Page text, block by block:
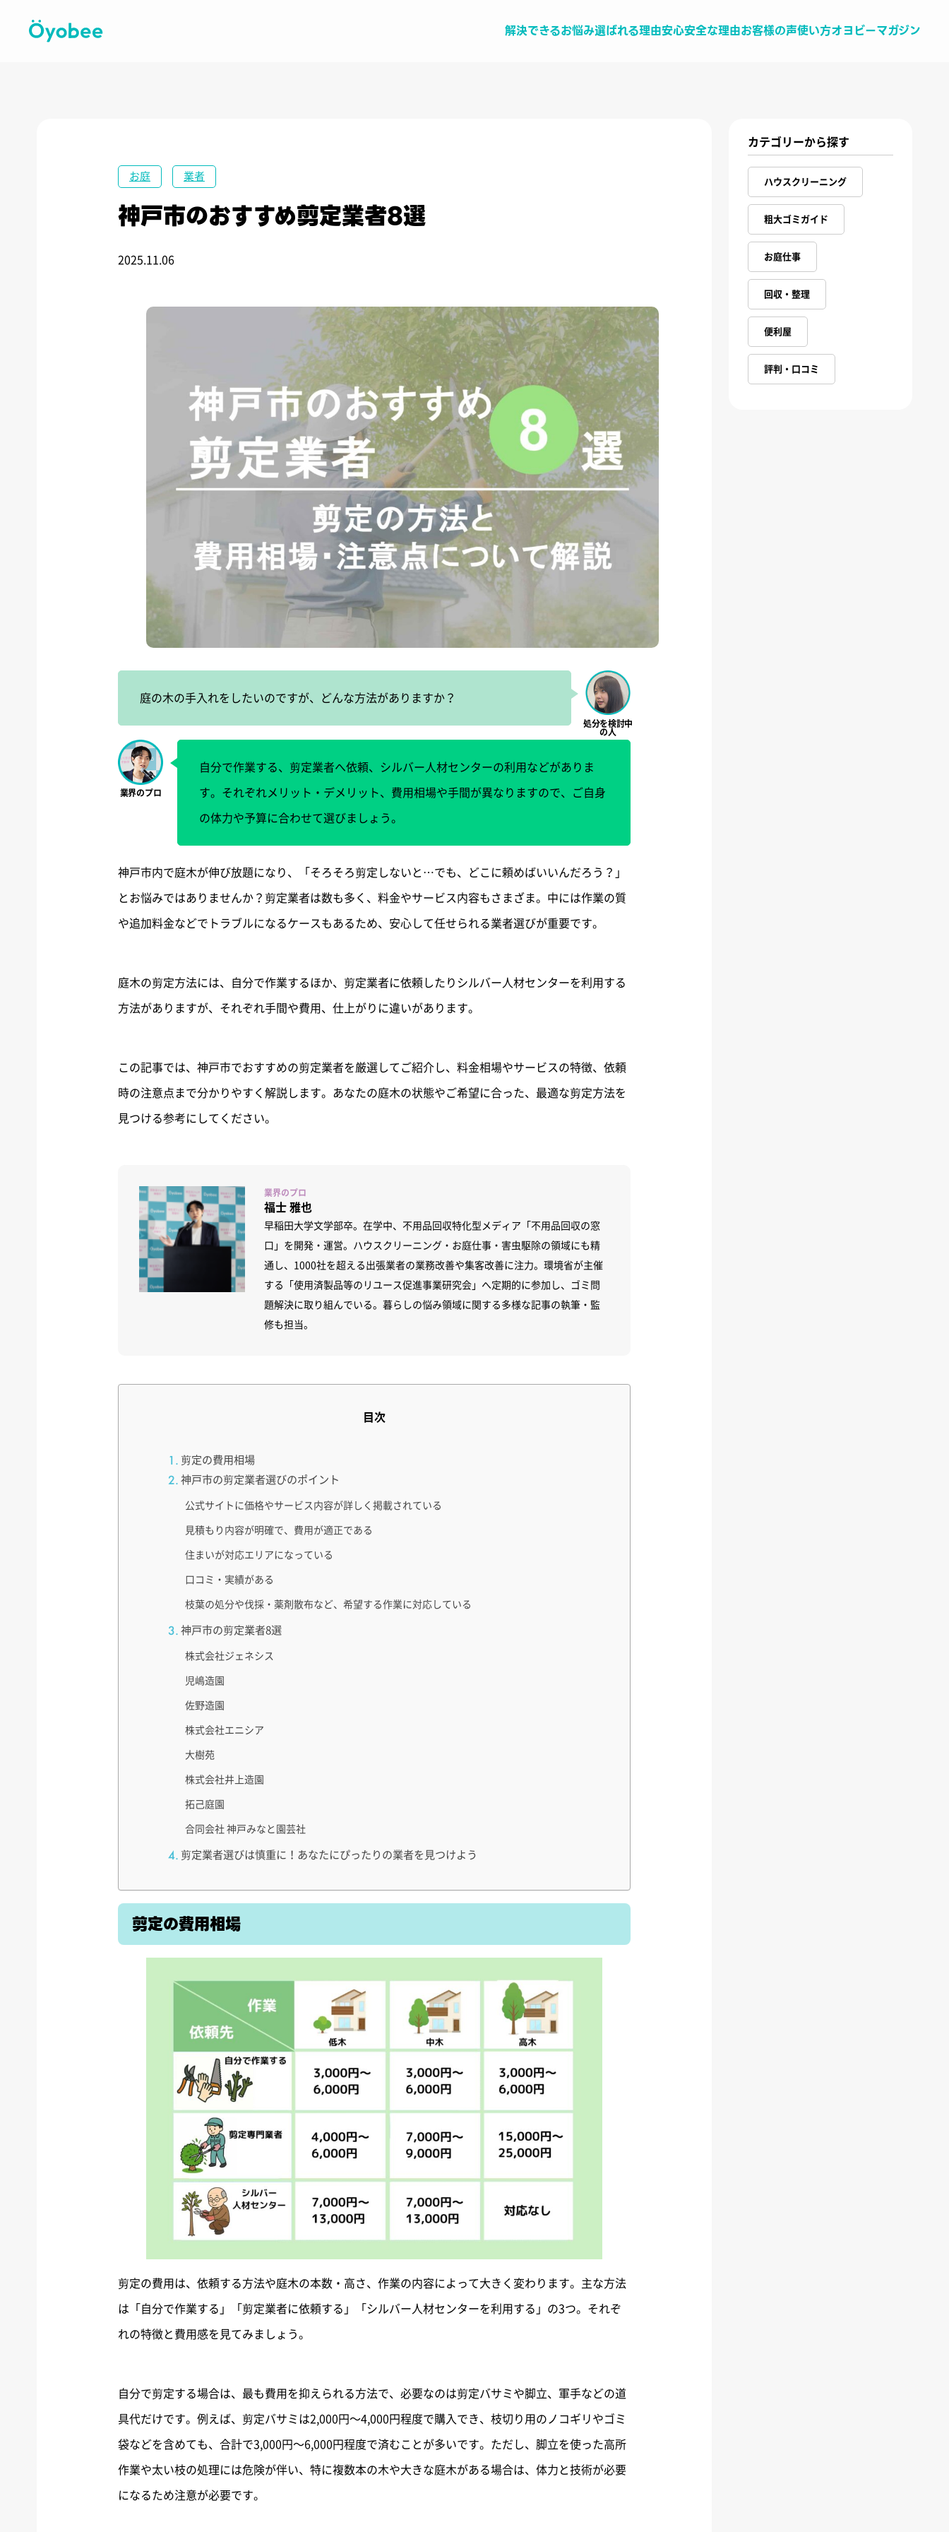
解決できるお悩み選ばれる理由安心安全な理由お客様の声使い方オヨビーマガジン
お庭 業者
神戸市のおすすめ剪定業者8選
2025.11.06
庭の木の手入れをしたいのですが、どんな方法がありますか？
自分で作業する、剪定業者へ依頼、シルバー人材センターの利用などがありま
す。それぞれメリット・デメリット、費用相場や手間が異なりますので、ご自身
の体力や予算に合わせて選びましょう。
神戸市内で庭木が伸び放題になり、「そろそろ剪定しないと…でも、どこに頼めばいいんだろう？」
とお悩みではありませんか？剪定業者は数も多く、料金やサービス内容もさまざま。中には作業の質
や追加料金などでトラブルになるケースもあるため、安心して任せられる業者選びが重要です。
庭木の剪定方法には、自分で作業するほか、剪定業者に依頼したりシルバー人材センターを利用する
方法がありますが、それぞれ手間や費用、仕上がりに違いがあります。
この記事では、神戸市でおすすめの剪定業者を厳選してご紹介し、料金相場やサービスの特徴、依頼
時の注意点まで分かりやすく解説します。あなたの庭木の状態やご希望に合った、最適な剪定方法を
見つける参考にしてください。
福士 雅也
早稲田大学文学部卒。在学中、不用品回収特化型メディア「不用品回収の窓
口」を開発・運営。ハウスクリーニング・お庭仕事・害虫駆除の領域にも精
通し、1000社を超える出張業者の業務改善や集客改善に注力。環境省が主催
する「使用済製品等のリユース促進事業研究会」へ定期的に参加し、ゴミ問
題解決に取り組んでいる。暮らしの悩み領域に関する多様な記事の執筆・監
修も担当。
目次
剪定の費用相場
神戸市の剪定業者選びのポイント
公式サイトに価格やサービス内容が詳しく掲載されている
見積もり内容が明確で、費用が適正である
住まいが対応エリアになっている
口コミ・実績がある
枝葉の処分や伐採・薬剤散布など、希望する作業に対応している
神戸市の剪定業者8選
株式会社ジェネシス
児嶋造園
佐野造園
株式会社エニシア
大樹苑
株式会社井上造園
拓己庭園
合同会社 神戸みなと園芸社
剪定業者選びは慎重に！あなたにぴったりの業者を見つけよう
剪定の費用相場
剪定の費用は、依頼する方法や庭木の本数・高さ、作業の内容によって大きく変わります。主な方法
は「自分で作業する」「剪定業者に依頼する」「シルバー人材センターを利用する」の3つ。それぞ
れの特徴と費用感を見てみましょう。
自分で剪定する場合は、最も費用を抑えられる方法で、必要なのは剪定バサミや脚立、軍手などの道
具代だけです。例えば、剪定バサミは2,000円〜4,000円程度で購入でき、枝切り用のノコギリやゴミ
袋などを含めても、合計で3,000円〜6,000円程度で済むことが多いです。ただし、脚立を使った高所
作業や太い枝の処理には危険が伴い、特に複数本の木や大きな庭木がある場合は、体力と技術が必要
になるため注意が必要です。
カテゴリーから探す
ハウスクリーニング
粗大ゴミガイド
お庭仕事
回収・整理
便利屋
評判・口コミ